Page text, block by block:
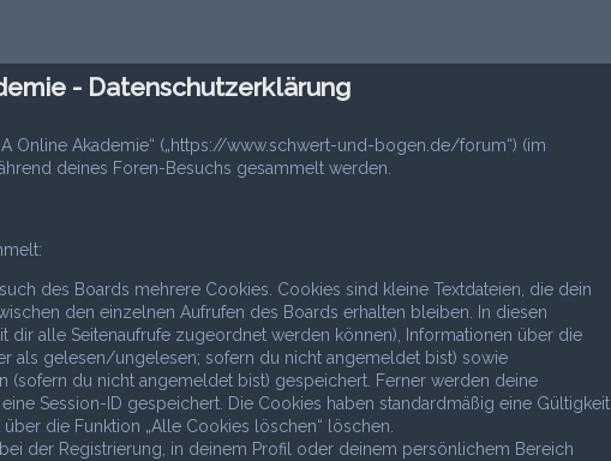
- Datenschutzerklärung
Online Akademie“ („https://www.schwert-und-bogen.de/forum“) (im
deines Foren-Besuchs gesammelt werden.
des Boards mehrere Cookies. Cookies sind kleine Textdateien, die dein
den einzelnen Aufrufen des Boards erhalten bleiben. In diesen
dir alle Seitenaufrufe zugeordnet werden können), Informationen über die
als gelesen/ungelesen; sofern du nicht angemeldet bist) sowie
(sofern du nicht angemeldet bist) gespeichert. Ferner werden deine
Session-ID gespeichert. Die Cookies haben standardmäßig eine Gültigkeit
die Funktion „Alle Cookies löschen“ löschen.
der Registrierung, in deinem Profil oder deinem persönlichem Bereich